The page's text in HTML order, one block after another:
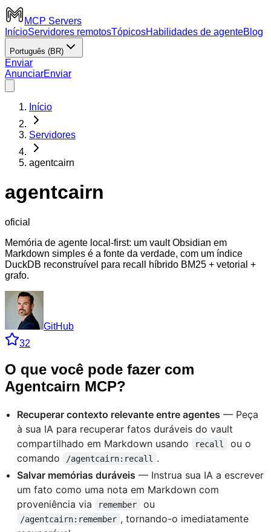
MCP Servers
InícioServidores remotosTópicosHabilidades de agenteBlog
Português (BR)
Enviar
AnunciarEnviar
Início
Servidores
agentcairn
agentcairn
oficial
Memória de agente local-first: um vault Obsidian em
Markdown simples é a fonte da verdade, com um índice
DuckDB reconstruível para recall híbrido BM25 + vetorial +
grafo.
GitHub
32
O que você pode fazer com
Agentcairn MCP?
Recuperar contexto relevante entre agentes — Peça
à sua IA para recuperar fatos duráveis do vault
compartilhado em Markdown usando
recall
ou o
comando
/agentcairn:recall
.
Salvar memórias duráveis — Instrua sua IA a escrever
um fato como uma nota em Markdown com
proveniência via
remember ou
/agentcairn:remember , tornando-o imediatamente